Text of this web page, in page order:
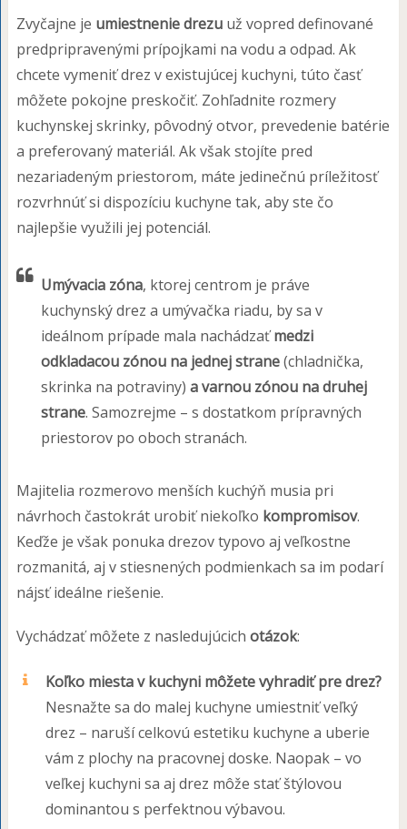
Zvyčajne je umiestnenie drezuuž vopred definované
predpripravenými prípojkami na vodu a odpad. Ak
chcete vymeniť drez v existujúcej kuchyni, túto časť
môžete pokojne preskočiť. Zohľadnite rozmery
kuchynskej skrinky, pôvodný otvor, prevedenie batérie
a preferovaný materiál. Ak však stojíte pred
nezariadeným priestorom, máte jedinečnú príležitosť
rozvrhnúť si dispozíciu kuchyne tak, aby ste čo
najlepšie využili jej potenciál.
Umývacia zóna, ktorej centrom je práve
kuchynský drez a umývačka riadu, by sa v
ideálnom prípade mala nachádzaťmedzi
odkladacou zónou na jednej strane(chladnička,
skrinka na potraviny) a varnou zónou na druhej
strane. Samozrejme – s dostatkom prípravných
priestorov po oboch stranách.
Majitelia rozmerovo menších kuchýň musia pri
návrhoch častokrát urobiť niekoľko kompromisov.
Keďže je však ponuka drezov typovo aj veľkostne
rozmanitá, aj v stiesnených podmienkach sa im podarí
nájsť ideálne riešenie.
Vychádzať môžete z nasledujúcich otázok:
Koľko miesta v kuchyni môžete vyhradiť pre drez?
Nesnažte sa do malej kuchyne umiestniť veľký
drez – naruší celkovú estetiku kuchyne a uberie
vám z plochy na pracovnej doske. Naopak – vo
veľkej kuchyni sa aj drez môže stať štýlovou
dominantou s perfektnou výbavou.